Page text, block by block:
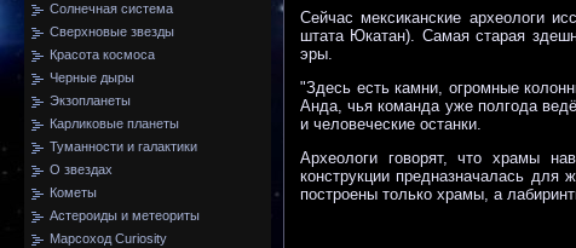
Солнечная система
Сверхновые звезды
Красота космоса
Черные дыры
Экзопланеты
Карликовые планеты
Туманности и галактики
О звездах
Кометы
Астероиды и метеориты
Марсоход Curiosity
Сейчас мексиканские археологи
штата Юкатан). Самая старая
эры.
"Здесь есть камни, огромные
Анда, чья команда уже полгода
и человеческие останки.
Археологи говорят, что храмы
конструкции предназначалась
построены только храмы, а